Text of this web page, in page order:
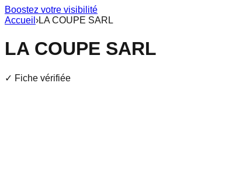
Boostez votre visibilité
Accueil ›LA COUPE SARL
LA COUPE SARL
✓ Fiche vérifiée